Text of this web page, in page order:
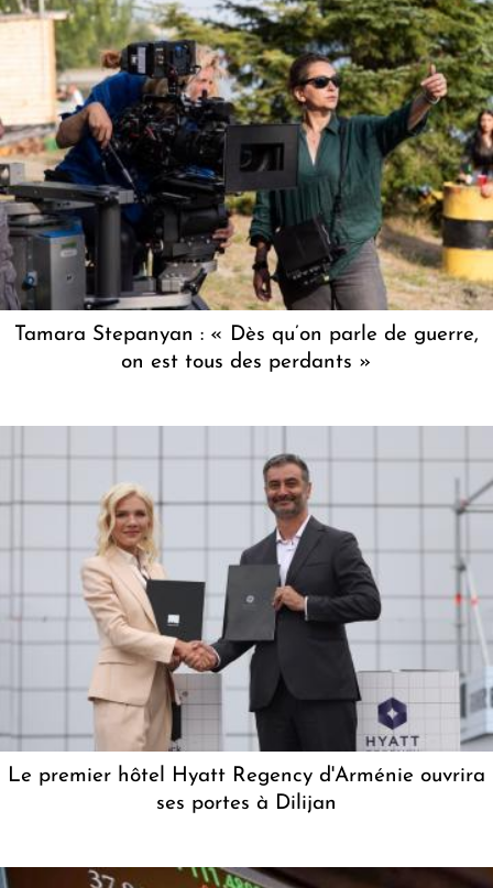
Tamara Stepanyan : « Dès qu’on parle de guerre,
on est tous des perdants »
Le premier hôtel Hyatt Regency d'Arménie ouvrira
ses portes à Dilijan